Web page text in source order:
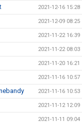
2021-12-16 15:28
2021-12-09 08:25
2021-11-22 16:39
2021-11-22 08:03
2021-11-20 16:21
2021-11-16 10:57
2021-11-16 10:53
2021-11-12 12:09
2021-11-11 09:04